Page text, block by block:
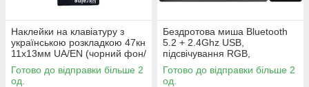
Наклейки на клавіатуру з
українською розкладкою 47кн
11х13мм UA/EN (чорний фон/
жовтогарячі літери)
Готово до відправки більше 2
од.
Бездротова миша Bluetooth
5.2 + 2.4Ghz USB,
підсвічування RGB,
акумулятор, чорний
Готово до відправки більше 2
од.